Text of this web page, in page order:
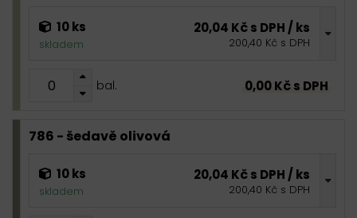
10 ks
skladem
20,04 Kč s DPH / ks
200,40 Kč s DPH
bal. 0,00 Kč s DPH
786 - šedavě olivová
10 ks
skladem
20,04 Kč s DPH / ks
200,40 Kč s DPH